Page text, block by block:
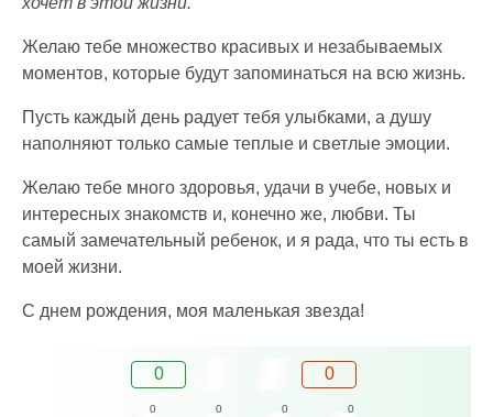
Желаю тебе множество красивых и незабываемых
моментов, которые будут запоминаться на всю жизнь.
Пусть каждый день радует тебя улыбками, а душу
наполняют только самые теплые и светлые эмоции.
Желаю тебе много здоровья, удачи в учебе, новых и
интересных знакомств и, конечно же, любви. Ты
самый замечательный ребенок, и я рада, что ты есть в
моей жизни.
С днем рождения, моя маленькая звезда!
0 0
0 0 0 0